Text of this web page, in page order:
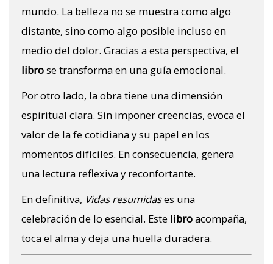
mundo. La belleza no se muestra como algo
distante, sino como algo posible incluso en
medio del dolor. Gracias a esta perspectiva, el
librose transforma en una guía emocional.
Por otro lado, la obra tiene una dimensión
espiritual clara. Sin imponer creencias, evoca el
valor de la fe cotidiana y su papel en los
momentos difíciles. En consecuencia, genera
una lectura reflexiva y reconfortante.
En definitiva, Vidas resumidases una
celebración de lo esencial. Este libroacompaña,
toca el alma y deja una huella duradera.